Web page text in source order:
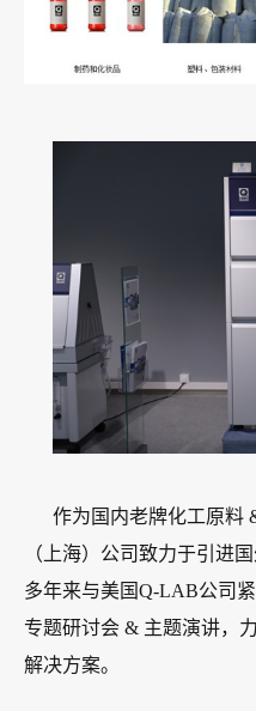
作为国内老牌化工原料
（上海）公司致力于引进
多年来与美国Q-LAB公司
专题研讨会 & 主题演讲，
解决方案。